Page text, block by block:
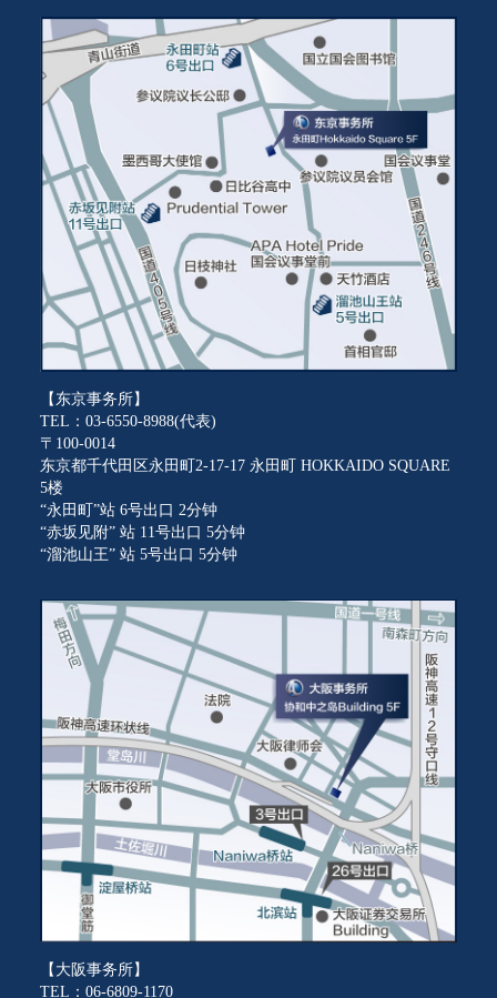
【东京事务所】
TEL：03-6550-8988(代表)
〒100-0014
东京都千代田区永田町2-17-17 永田町 HOKKAIDO SQUARE
5楼
“永田町”站 6号出口 2分钟
“赤坂见附” 站 11号出口 5分钟
“溜池山王” 站 5号出口 5分钟
【大阪事务所】
TEL：06-6809-1170